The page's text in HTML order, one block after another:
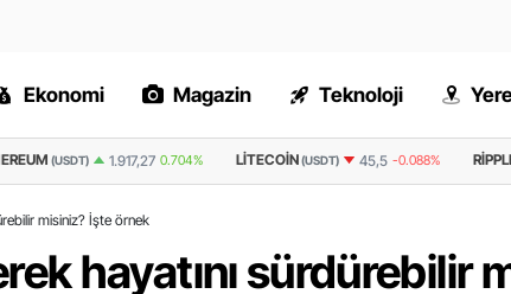
Ekonomi Magazin Teknoloji
LITECOIN(USDT) 45,5 -0.088% RIPPLE(USDT) 1,0344 0.917%
misiniz? İşte örnek
hayatını sürdürebilir